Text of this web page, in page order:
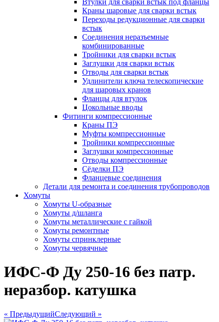
Втулки для сварки встык под фланцы
Краны шаровые для сварки встык
Переходы редукционные для сварки
встык
Соединения неразъемные
комбинированные
Тройники для сварки встык
Заглушки для сварки встык
Отводы для сварки встык
Удлинители ключа телескопические
для шаровых кранов
Фланцы для втулок
Цокольные вводы
Фитинги компрессионные
Краны ПЭ
Муфты компрессионные
Тройники компрессионные
Заглушки компрессионные
Отводы компрессионные
Сёделки ПЭ
Фланцевые соединения
Детали для ремонта и соединения трубопроводов
Хомуты
Хомуты U-образные
Хомуты д/шланга
Хомуты металлические с гайкой
Хомуты ремонтные
Хомуты спринклерные
Хомуты червячные
ИФС-Ф Ду 250-16 без патр.
неразбор. катушка
« ПредыдущийСледующий »